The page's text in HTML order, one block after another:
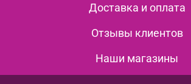
Доставка и оплата
Отзывы клиентов
Наши магазины